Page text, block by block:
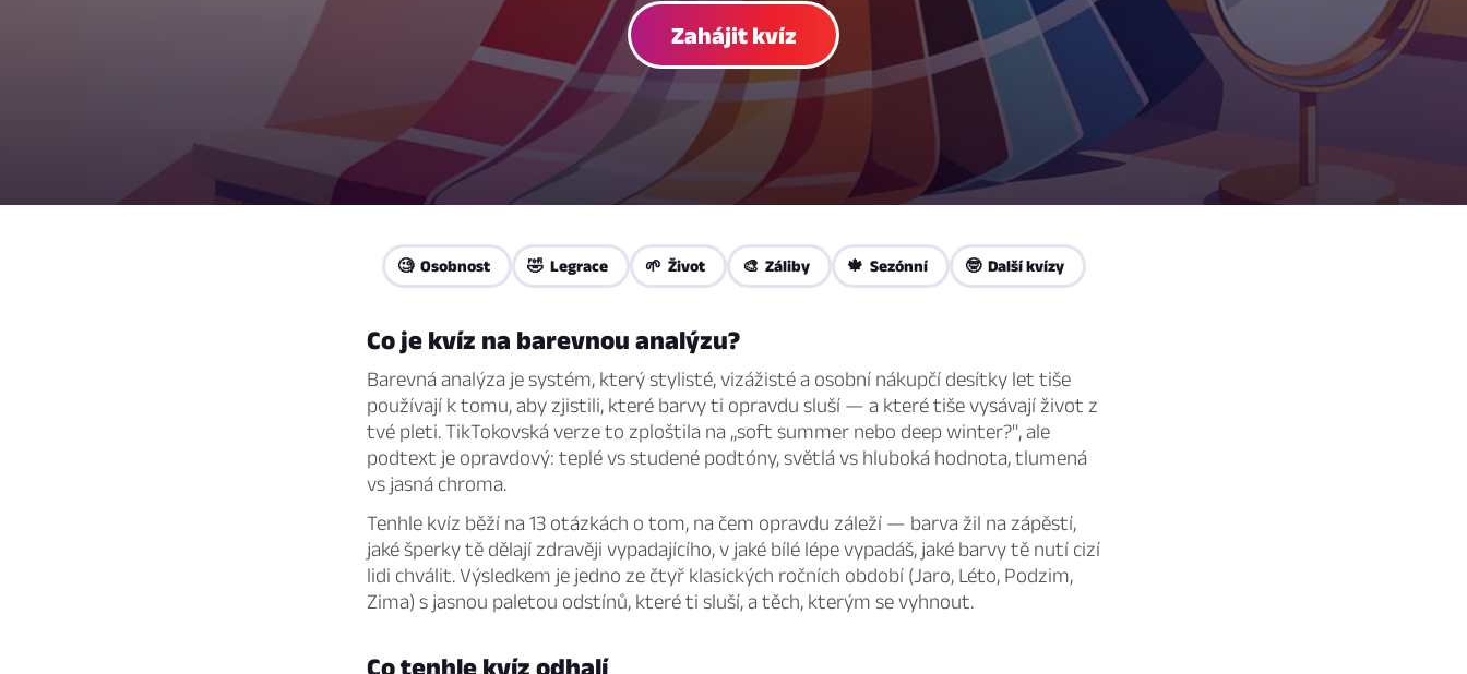
Zahájit kvíz
🧐 Osobnost 🤣 Legrace 🌱 Život 🎨 Záliby 🍁 Sezónní 🤓 Další kvízy
Co je kvíz na barevnou analýzu?
Barevná analýza je systém, který stylisté, vizážisté a osobní nákupčí desítky let tiše
používají k tomu, aby zjistili, které barvy ti opravdu sluší — a které tiše vysávají život z
tvé pleti. TikTokovská verze to zploštila na „soft summer nebo deep winter?", ale
podtext je opravdový: teplé vs studené podtóny, světlá vs hluboká hodnota, tlumená
vs jasná chroma.
Tenhle kvíz běží na 13 otázkách o tom, na čem opravdu záleží — barva žil na zápěstí,
jaké šperky tě dělají zdravěji vypadajícího, v jaké bílé lépe vypadáš, jaké barvy tě nutí cizí
lidi chválit. Výsledkem je jedno ze čtyř klasických ročních období (Jaro, Léto, Podzim,
Zima) s jasnou paletou odstínů, které ti sluší, a těch, kterým se vyhnout.
Co tenhle kvíz odhalí